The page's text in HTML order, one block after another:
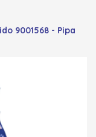
9001568 - Pipa